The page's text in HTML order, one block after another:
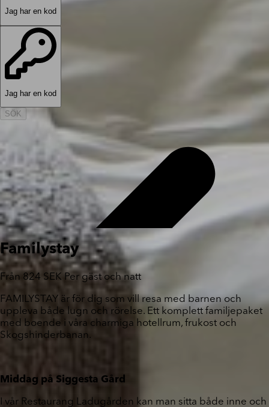
Jag har en kod
Jag har en kod
SÖK
Familystay
Från 824 SEK Per gäst och natt
FAMILYSTAY är för dig som vill resa med barnen och
uppleva både lugn och rörelse. Ett komplett familjepaket
med boende i våra charmiga hotellrum, frukost och
Skogshinderbanan.
Middag på Siggesta Gård
I vår Restaurang Ladugården kan man sitta både inne och